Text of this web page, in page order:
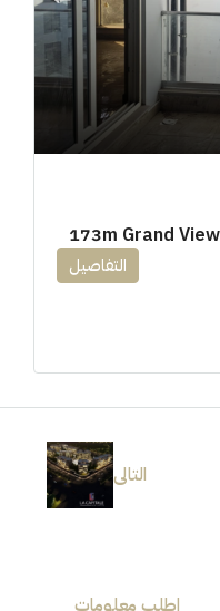
التفاصيل
التالى
اطلب معلومات